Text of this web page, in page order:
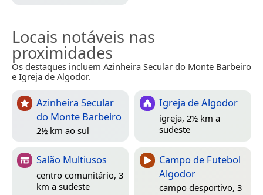
Locais notáveis nas
proximidades
Os destaques incluem Azinheira Secular do Monte Barbeiro
e Igreja de Algodor.
Azinheira Secular
do Monte Barbeiro
2½ km ao sul
Igreja de Algodor
igreja, 2½ km a
sudeste
Salão Multiusos
centro comunitário, 3
km a sudeste
Campo de Futebol
Algodor
campo desportivo, 3